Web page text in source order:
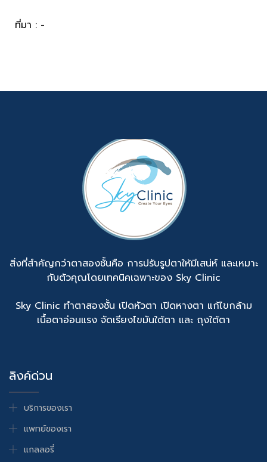
ที่มา : -
สิ่งที่สำคัญกว่าตาสองชั้นคือ การปรับรูปตาให้มีเสน่ห์ และเหมาะ
กับตัวคุณโดยเทคนิคเฉพาะของ Sky Clinic
Sky Clinic ทำตาสองชั้น เปิดหัวตา เปิดหางตา แก้ไขกล้าม
เนื้อตาอ่อนแรง จัดเรียงไขมันใต้ตา และ ถุงใต้ตา
ลิงค์ด่วน
บริการของเรา
แพทย์ของเรา
แกลลอรี่